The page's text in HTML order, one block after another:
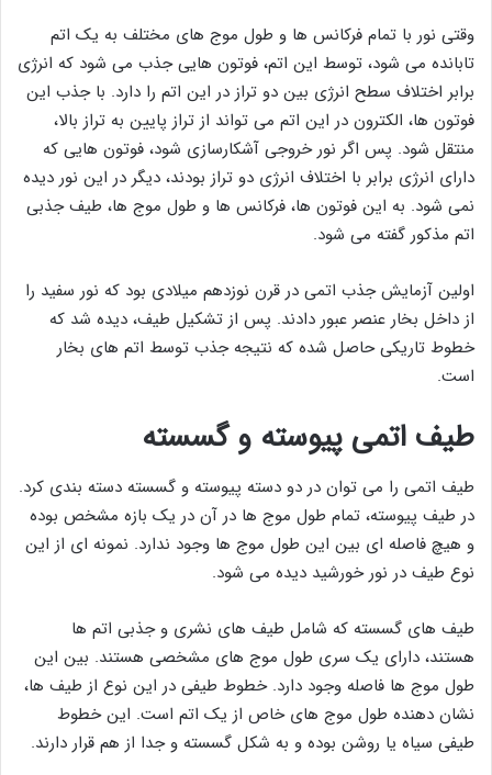
وقتی نور با تمام فرکانس ها و طول موج های مختلف به یک اتم
تابانده می شود، توسط این اتم، فوتون هایی جذب می شود که انرژی
برابر اختلاف سطح انرژی بین دو تراز در این اتم را دارد. با جذب این
فوتون ها، الکترون در این اتم می تواند از تراز پایین به تراز بالا،
منتقل شود. پس اگر نور خروجی آشکارسازی شود، فوتون هایی که
دارای انرژی برابر با اختلاف انرژی دو تراز بودند، دیگر در این نور دیده
نمی شود. به این فوتون ها، فرکانس ها و طول موج ها، طیف جذبی
اتم مذکور گفته می شود.
اولین آزمایش جذب اتمی در قرن نوزدهم میلادی بود که نور سفید را
از داخل بخار عنصر عبور دادند. پس از تشکیل طیف، دیده شد که
خطوط تاریکی حاصل شده که نتیجه جذب توسط اتم های بخار
است.
طیف اتمی پیوسته و گسسته
طیف اتمی را می توان در دو دسته پیوسته و گسسته دسته بندی کرد.
در طیف پیوسته، تمام طول موج ها در آن در یک بازه مشخص بوده
و هیچ فاصله ای بین این طول موج ها وجود ندارد. نمونه ای از این
نوع طیف در نور خورشید دیده می شود.
طیف های گسسته که شامل طیف های نشری و جذبی اتم ها
هستند، دارای یک سری طول موج های مشخصی هستند. بین این
طول موج ها فاصله وجود دارد. خطوط طیفی در این نوع از طیف ها،
نشان دهنده طول موج های خاص از یک اتم است. این خطوط
طیفی سیاه یا روشن بوده و به شکل گسسته و جدا از هم قرار دارند.